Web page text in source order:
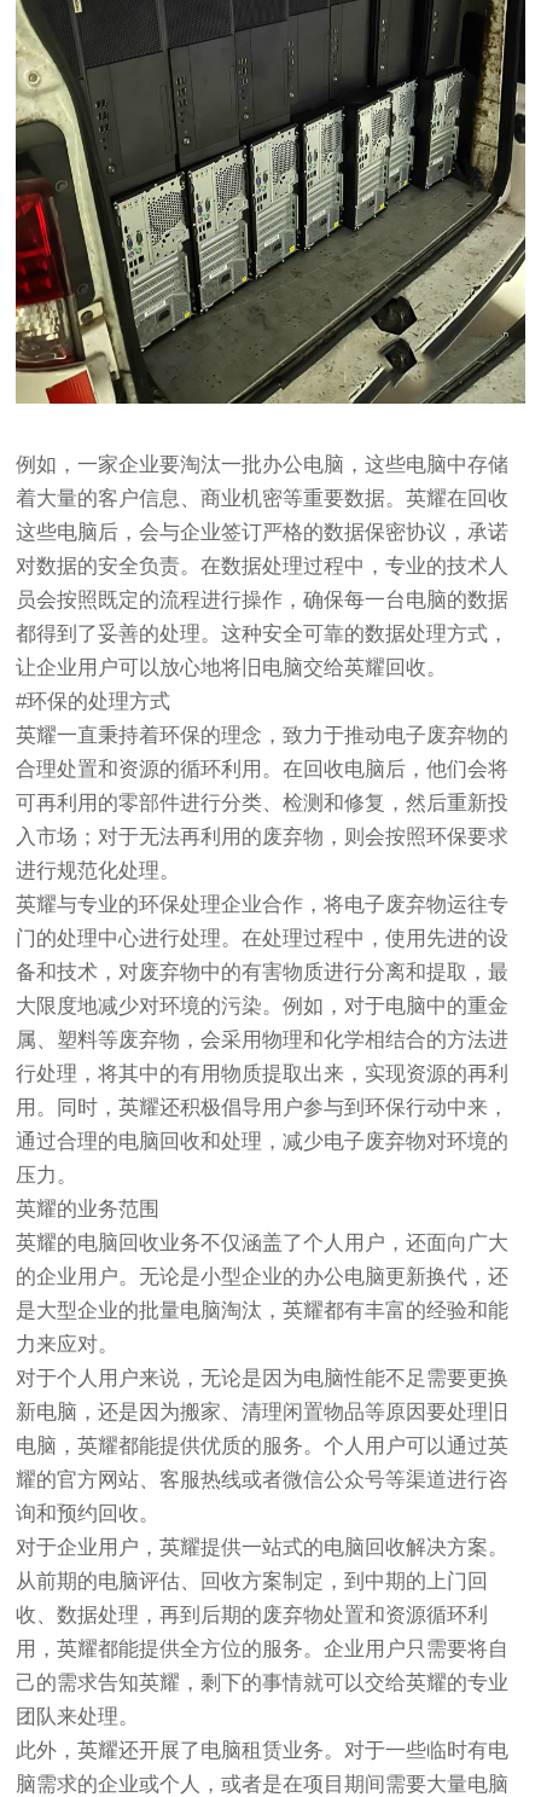
例如，一家企业要淘汰一批办公电脑，这些电脑中存储
着大量的客户信息、商业机密等重要数据。英耀在回收
这些电脑后，会与企业签订严格的数据保密协议，承诺
对数据的安全负责。在数据处理过程中，专业的技术人
员会按照既定的流程进行操作，确保每一台电脑的数据
都得到了妥善的处理。这种安全可靠的数据处理方式，
让企业用户可以放心地将旧电脑交给英耀回收。
#环保的处理方式
英耀一直秉持着环保的理念，致力于推动电子废弃物的
合理处置和资源的循环利用。在回收电脑后，他们会将
可再利用的零部件进行分类、检测和修复，然后重新投
入市场；对于无法再利用的废弃物，则会按照环保要求
进行规范化处理。
英耀与专业的环保处理企业合作，将电子废弃物运往专
门的处理中心进行处理。在处理过程中，使用先进的设
备和技术，对废弃物中的有害物质进行分离和提取，最
大限度地减少对环境的污染。例如，对于电脑中的重金
属、塑料等废弃物，会采用物理和化学相结合的方法进
行处理，将其中的有用物质提取出来，实现资源的再利
用。同时，英耀还积极倡导用户参与到环保行动中来，
通过合理的电脑回收和处理，减少电子废弃物对环境的
压力。
英耀的业务范围
英耀的电脑回收业务不仅涵盖了个人用户，还面向广大
的企业用户。无论是小型企业的办公电脑更新换代，还
是大型企业的批量电脑淘汰，英耀都有丰富的经验和能
力来应对。
对于个人用户来说，无论是因为电脑性能不足需要更换
新电脑，还是因为搬家、清理闲置物品等原因要处理旧
电脑，英耀都能提供优质的服务。个人用户可以通过英
耀的官方网站、客服热线或者微信公众号等渠道进行咨
询和预约回收。
对于企业用户，英耀提供一站式的电脑回收解决方案。
从前期的电脑评估、回收方案制定，到中期的上门回
收、数据处理，再到后期的废弃物处置和资源循环利
用，英耀都能提供全方位的服务。企业用户只需要将自
己的需求告知英耀，剩下的事情就可以交给英耀的专业
团队来处理。
此外，英耀还开展了电脑租赁业务。对于一些临时有电
脑需求的企业或个人，或者是在项目期间需要大量电脑